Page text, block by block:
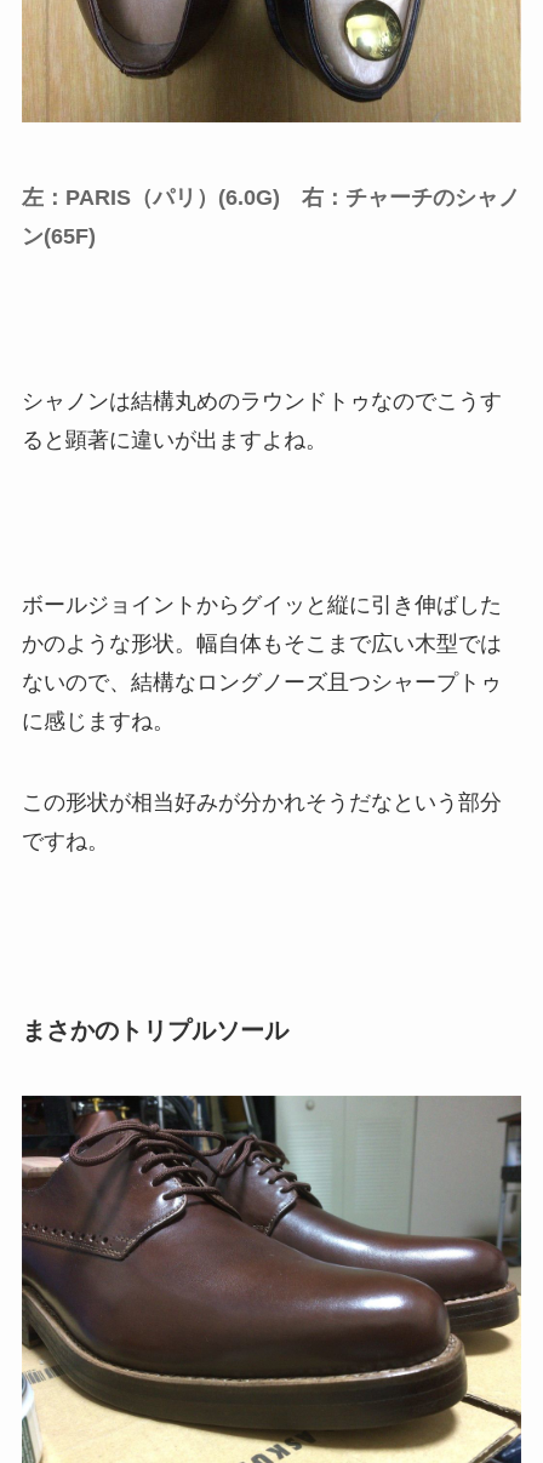
左：PARIS（パリ）(6.0G) 右：チャーチのシャノ
ン(65F)
シャノンは結構丸めのラウンドトゥなのでこうす
ると顕著に違いが出ますよね。
ボールジョイントからグイッと縦に引き伸ばした
かのような形状。幅自体もそこまで広い木型では
ないので、結構なロングノーズ且つシャープトゥ
に感じますね。
この形状が相当好みが分かれそうだなという部分
ですね。
まさかのトリプルソール